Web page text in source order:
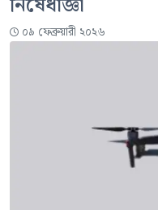
০৯ ফেব্রুয়ারী ২০২৬